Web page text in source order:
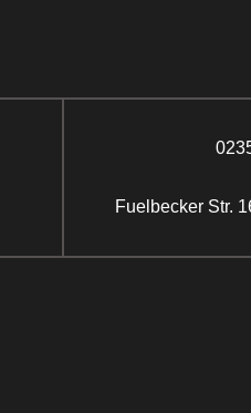
Fuelbecker Str.